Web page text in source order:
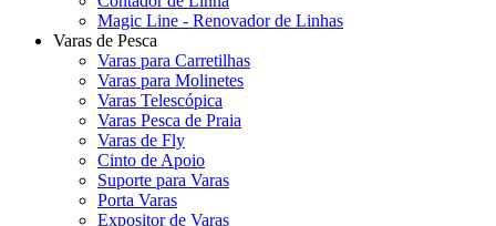
Magic Line - Renovador de Linhas
Varas de Pesca
Varas para Carretilhas
Varas para Molinetes
Varas Telescópica
Varas Pesca de Praia
Varas de Fly
Cinto de Apoio
Suporte para Varas
Porta Varas
Expositor de Varas